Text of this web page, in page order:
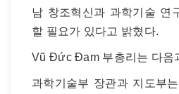
남 창조혁신과 과학기술 연
할 필요가 있다고 밝혔다.
Vũ Đức Đam 부총리는 다음
과학기술부 장관과 지도부